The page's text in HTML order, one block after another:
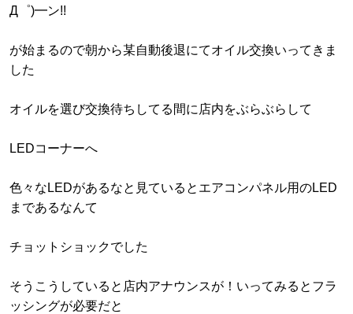
Д゜)━ン!!
が始まるので朝から某自動後退にてオイル交換いってきま
した
オイルを選び交換待ちしてる間に店内をぶらぶらして
LEDコーナーへ
色々なLEDがあるなと見ているとエアコンパネル用のLED
まであるなんて
チョットショックでした
そうこうしていると店内アナウンスが！いってみるとフラ
ッシングが必要だと